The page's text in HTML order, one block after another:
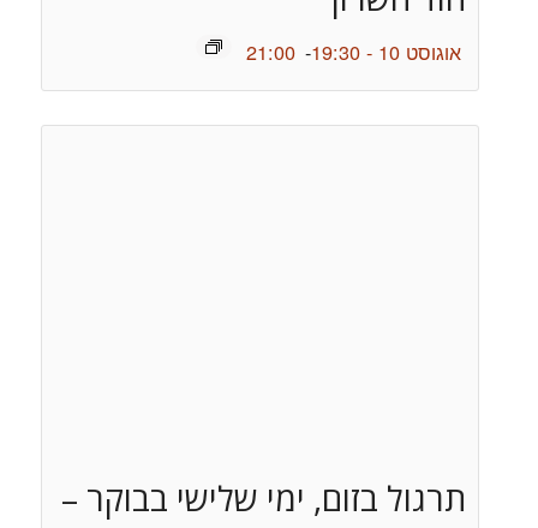
אוגוסט 10 - 19:30 -
21:00
תרגול בזום, ימי שלישי בבוקר –